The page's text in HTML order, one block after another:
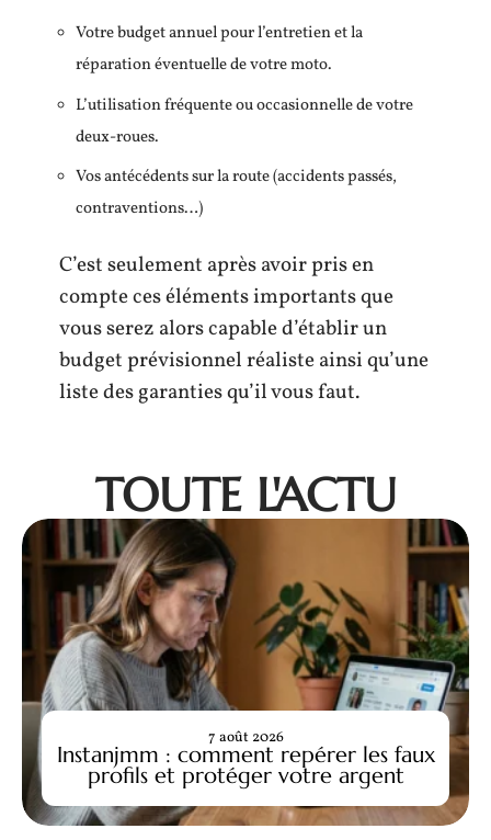
Votre budget annuel pour l’entretien et la
réparation éventuelle de votre moto.
L’utilisation fréquente ou occasionnelle de votre
deux-roues.
Vos antécédents sur la route (accidents passés,
contraventions…)
C’est seulement après avoir pris en
compte ces éléments importants que
vous serez alors capable d’établir un
budget prévisionnel réaliste ainsi qu’une
liste des garanties qu’il vous faut.
TOUTE L'ACTU
Instanjmm : comment repérer les faux
profils et protéger votre argent
7 août 2026